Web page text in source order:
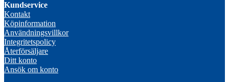
Kundservice
Kontakt
Köpinformation
Användningsvillkor
Integritetspolicy
Återförsäljare
Ditt konto
Ansök om konto